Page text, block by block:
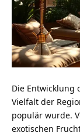
Die Entwicklung
Vielfalt der
populär wurde.
exotischen